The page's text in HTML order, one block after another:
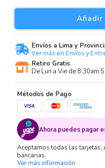
Envíos a Lima y
Ver más en Envíos y
Retiro Gratis
De Lun a Vie de 8:30am
Métodos de Pago
Ahora puedes pagar
Aceptamos todas las
bancarias.
Ver más información